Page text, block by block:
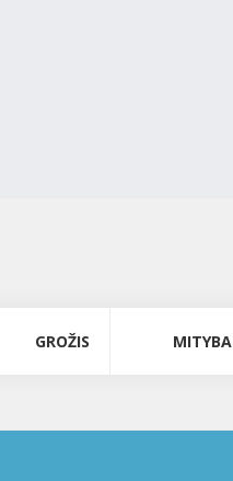
GROŽIS MITYBA